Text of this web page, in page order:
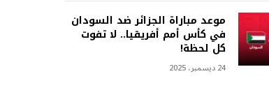
موعد مباراة الجزائر ضد السودان
في كأس أمم أفريقيا.. لا تفوت
كل لحظة!
24 ديسمبر، 2025